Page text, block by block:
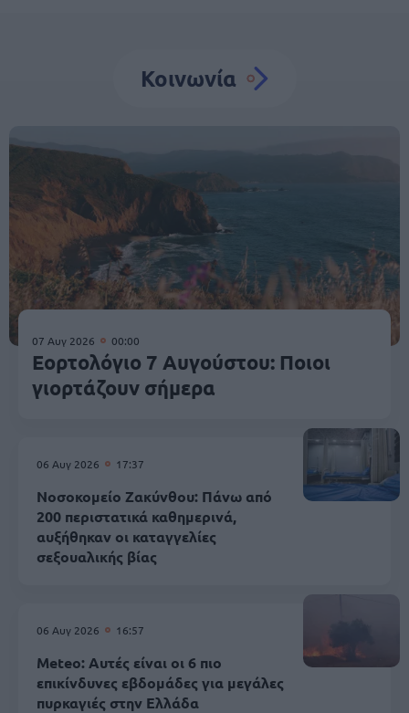
Κοινωνία
07 Αυγ 2026 00:00
Εορτολόγιο 7 Αυγούστου: Ποιοι
γιορτάζουν σήμερα
06 Αυγ 2026 17:37
Νοσοκομείο Ζακύνθου: Πάνω από
200 περιστατικά καθημερινά,
αυξήθηκαν οι καταγγελίες
σεξουαλικής βίας
06 Αυγ 2026 16:57
Meteo: Αυτές είναι οι 6 πιο
επικίνδυνες εβδομάδες για μεγάλες
πυρκαγιές στην Ελλάδα